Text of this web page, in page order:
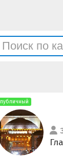
публичный